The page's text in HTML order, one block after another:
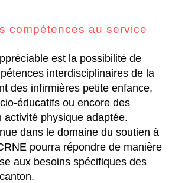
compétences au service
est la possibilité de
interdisciplinaires de la
des infirmières petite enfance,
éducatifs ou encore des
activité physique adaptée.
dans le domaine du soutien à
pourra répondre de manière
aux besoins spécifiques des